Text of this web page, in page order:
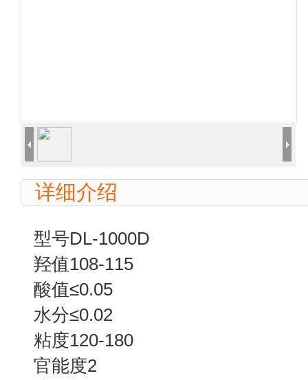
详细介绍
型号DL-1000D
羟值108-115
酸值≤0.05
水分≤0.02
粘度120-180
官能度2